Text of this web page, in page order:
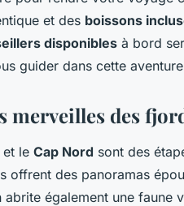
et des boissons
disponibles à bord
guider dans cette
merveilles des
et le Cap Nord sont des
offrent des panoramas
également une faune